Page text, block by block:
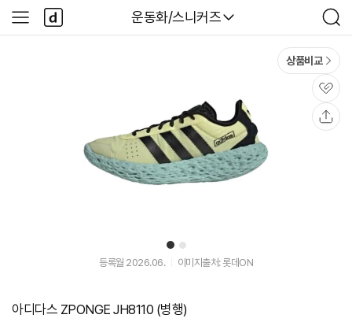
다나와
운동화/스니커즈
검
색
사
이
다
나
와
1 2
상품비교
관
심
등록월 2026.06. 이미지출처: 롯데ON
아디다스 ZPONGE JH8110 (병행)